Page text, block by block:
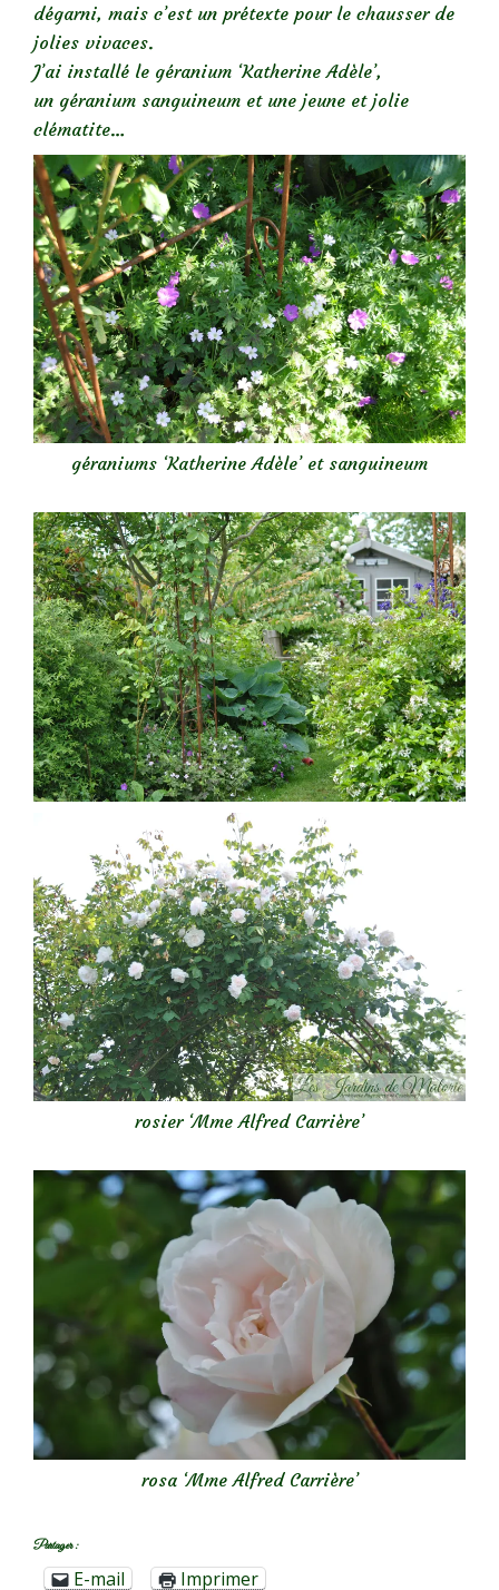
dégarni, mais c’est un prétexte pour le chausser de
jolies vivaces.
J’ai installé le géranium ‘Katherine Adèle’,
un géranium sanguineum et une jeune et jolie
clématite…
géraniums ‘Katherine Adèle’ et sanguineum
rosier ‘Mme Alfred Carrière’
rosa ‘Mme Alfred Carrière’
Partager :
E-mail Imprimer